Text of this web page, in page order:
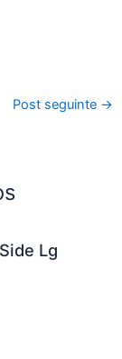
Post seguinte →
Lg